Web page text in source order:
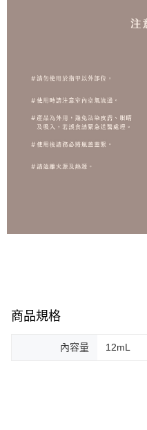
商品規格
內容量 12mL